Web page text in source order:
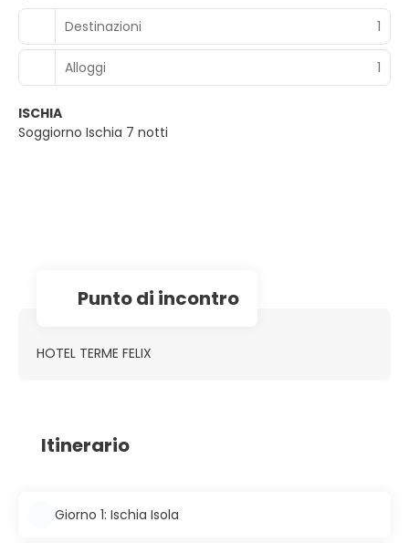
Destinazioni
1
Alloggi 1
ISCHIA
Soggiorno Ischia 7 notti
Punto di incontro
HOTEL TERME FELIX
Itinerario
Giorno 1: Ischia Isola